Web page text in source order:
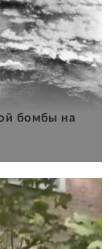
бомбы на